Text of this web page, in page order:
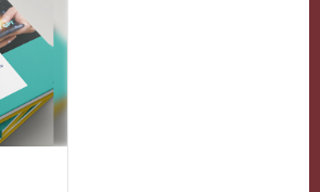
com Inteligência Artificial